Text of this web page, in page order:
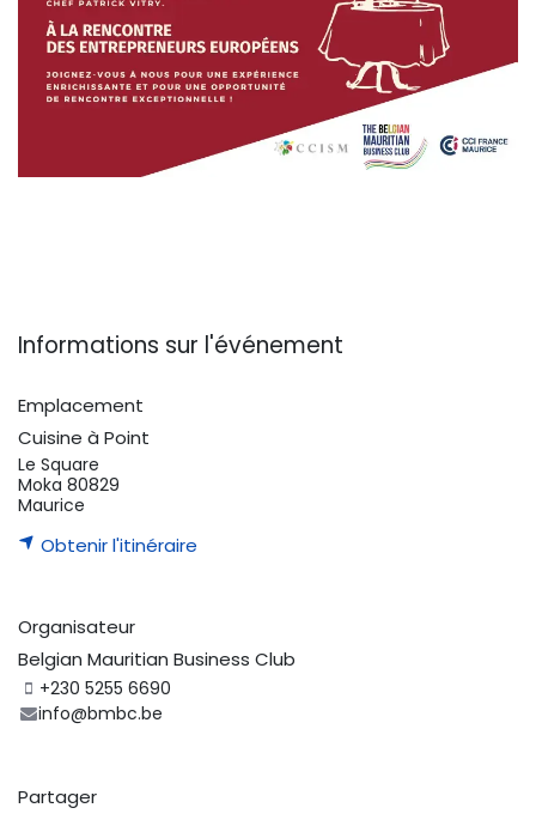
Informations sur l'événement
Emplacement
Cuisine à Point
Le Square
Moka 80829
Maurice
Obtenir l'itinéraire
Organisateur
Belgian Mauritian Business Club
+230 5255 6690
info@bmbc.be
Partager